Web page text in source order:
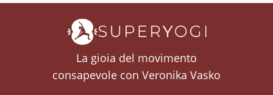
La gioia del movimento
consapevole con Veronika Vasko